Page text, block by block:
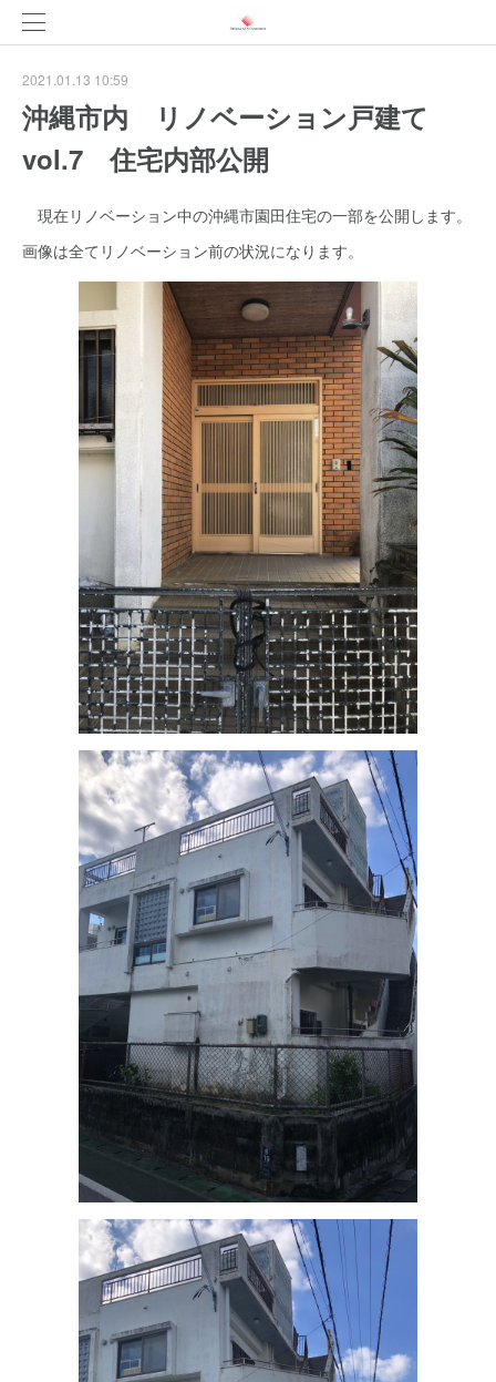
2021.01.13 10:59
沖縄市内 リノベーション戸建て
vol.7 住宅内部公開
現在リノベーション中の沖縄市園田住宅の一部を公開します。
画像は全てリノベーション前の状況になります。